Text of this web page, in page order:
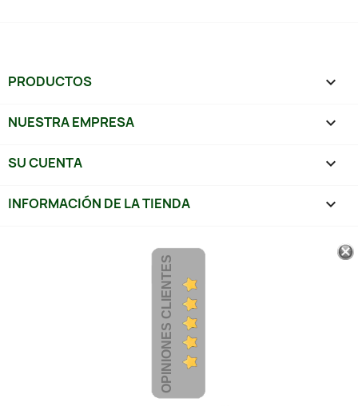
PRODUCTOS 
NUESTRA EMPRESA 
SU CUENTA 
INFORMACIÓN DE LA TIENDA keyboard_arrow_down
OPINIONES CLIENTES